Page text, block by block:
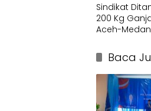
Sindikat
200 Kg
Aceh-Medan
Baca